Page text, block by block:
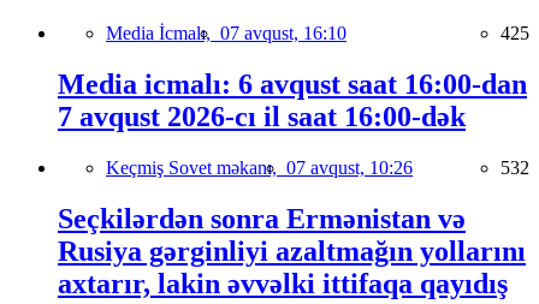
Media İcmalı, 07 avqust, 16:10 425
Media icmalı: 6 avqust saat 16:00-dan
7 avqust 2026-cı il saat 16:00-dək
Keçmiş Sovet məkanı, 07 avqust, 10:26 532
Seçkilərdən sonra Ermənistan və
Rusiya gərginliyi azaltmağın yollarını
axtarır, lakin əvvəlki ittifaqa qayıdış